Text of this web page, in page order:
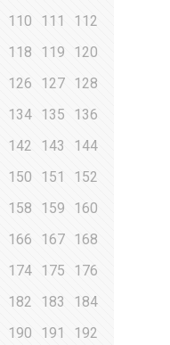
110 111
112
118 119
120
126 127 128
134 135
136
142 143
144
150 151
152
158 159
160
166 167 168
174 175
176
182 183
184
190 191
192